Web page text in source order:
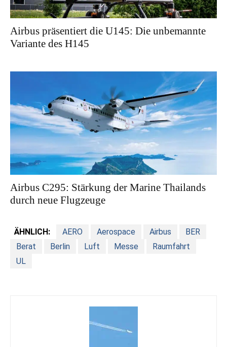
Airbus präsentiert die U145: Die unbemannte
Variante des H145
Airbus C295: Stärkung der Marine Thailands
durch neue Flugzeuge
ÄHNLICH: AERO Aerospace Airbus
BER
Berat
Berlin Luft Messe
Raumfahrt
UL